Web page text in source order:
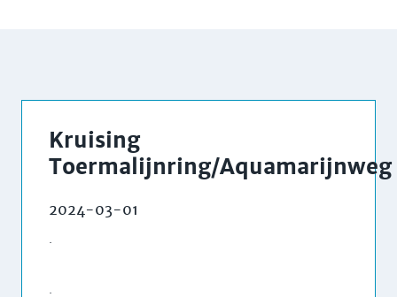
Kruising
Toermalijnring/Aquamarijnweg
2024-03-01
.
.